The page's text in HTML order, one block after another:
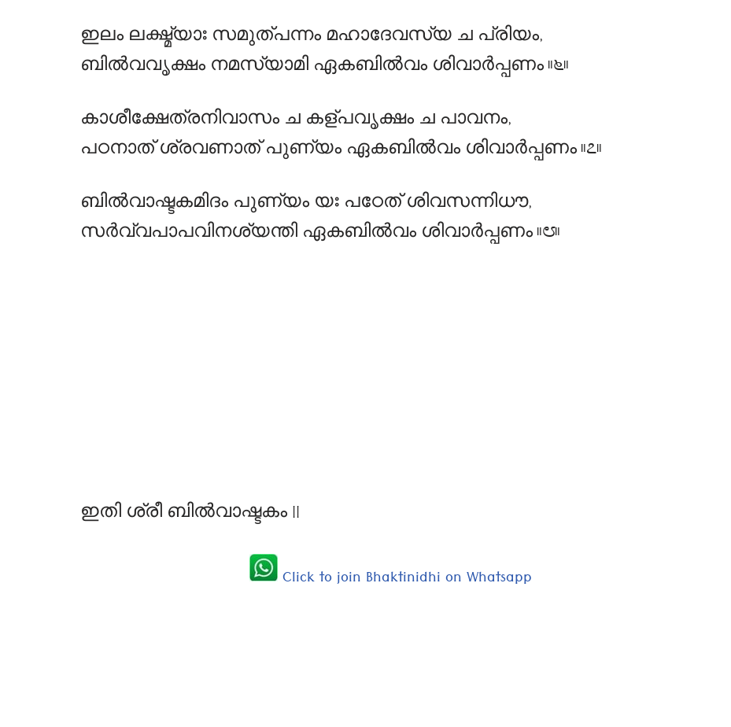
ഇലം ലക്ഷ്മ്യാഃ സമുത്പന്നം മഹാദേവസ്യ ച പ്രിയം,
ബിൽവവൃക്ഷം നമസ്യാമി ഏകബിൽവം ശിവാർപ്പണം ॥೬॥
കാശീക്ഷേത്രനിവാസം ച കള്പവൃക്ഷം ച പാവനം,
പഠനാത് ശ്രവണാത് പുണ്യം ഏകബിൽവം ശിവാർപ്പണം ॥೭॥
ബിൽവാഷ്ടകമിദം പുണ്യം യഃ പഠേത് ശിവസന്നിധൗ,
സർവ്വപാപവിനശ്യന്തി ഏകബിൽവം ശിവാർപ്പണം ॥೮॥
ഇതി ശ്രീ ബിൽവാഷ്ടകം ||
Click to join Bhaktinidhi on Whatsapp